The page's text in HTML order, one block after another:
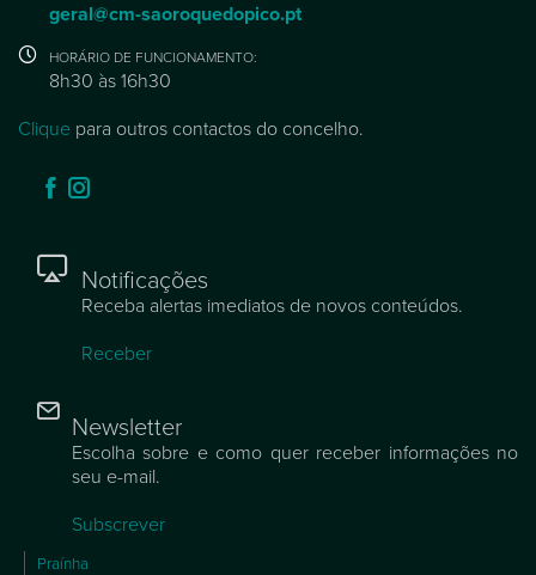
geral@cm-saoroquedopico.pt
HORÁRIO DE FUNCIONAMENTO:
8h30 às 16h30
Clique para outros contactos do concelho.
Notificações
Receba alertas imediatos de novos conteúdos.
Receber
Newsletter
Escolha sobre e como quer receber informações no
seu e-mail.
Subscrever
Praínha